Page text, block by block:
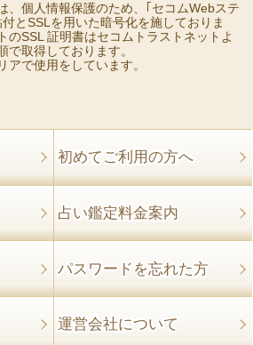
、個人情報保護のため、｢セコムWebステ
付とSSLを用いた暗号化を施しておりま
のSSL 証明書はセコムトラストネットよ
で取得しております。
アで使用をしています。
初めてご利用の方へ
占い鑑定料金案内
パスワードを忘れた方
運営会社について